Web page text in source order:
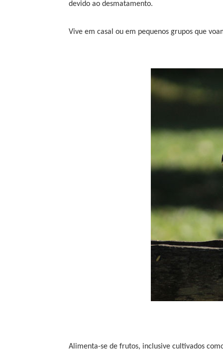
devido ao desmatamento.
Vive em casal ou em pequenos grupos que
Alimenta-se de frutos, inclusive cultivados